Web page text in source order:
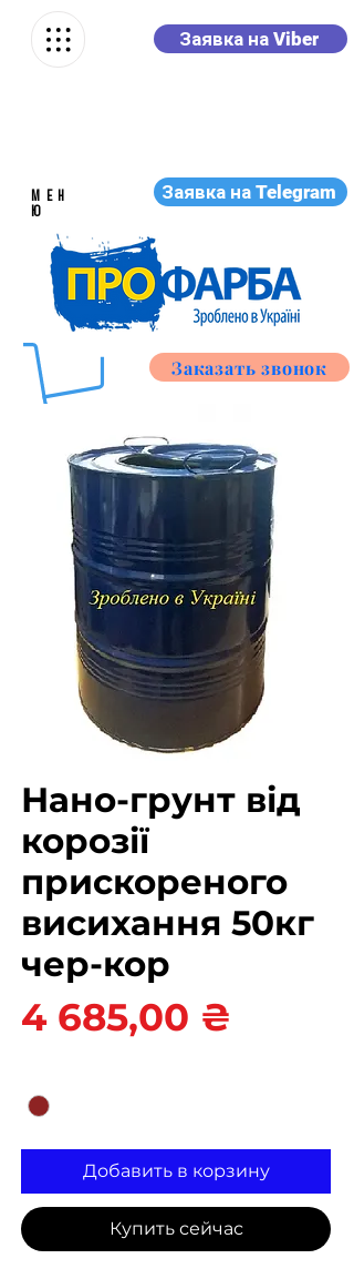
Заявка на Viber
Заявка на Telegram
МЕН
Ю
Заказать звонок
Нано-грунт від
корозії
прискореного
висихання 50кг
чер-кор
4 685,00 ₴
Добавить в корзину
Купить сейчас